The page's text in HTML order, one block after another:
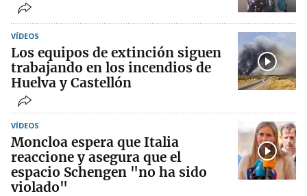
VÍDEOS
Los equipos de extinción siguen
trabajando en los incendios de
Huelva y Castellón
VÍDEOS
Moncloa espera que Italia
reaccione y asegura que el
espacio Schengen "no ha sido
violado"